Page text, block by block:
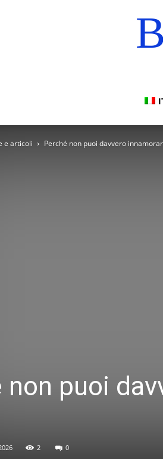
e articoli Perché non puoi davvero
non puoi
2 0